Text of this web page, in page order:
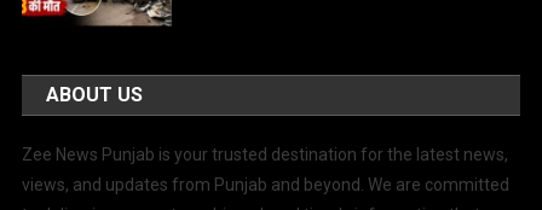
ABOUT US
Zee News Punjab is your trusted destination for the latest news,
views, and updates from Punjab and beyond. We are committed